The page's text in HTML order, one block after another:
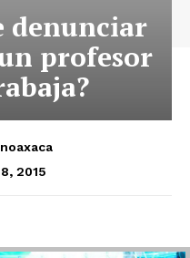
denunciar
profesor
2015